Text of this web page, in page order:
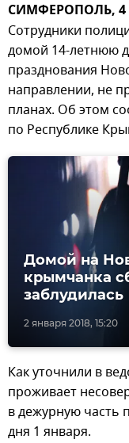
СИМФЕРОПОЛЬ, 4
Сотрудники
домой 14-летнюю
празднования
направлении, не
планах. Об этом
по Республике
2 января 2018, 15:20
Домой на
крымчанка
заблудилась
Как уточнили в
проживает
в дежурную часть
дня 1 января.